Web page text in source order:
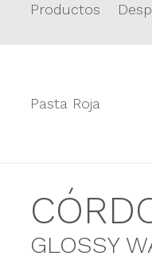
Productos
Pasta Roja
GLOSSY